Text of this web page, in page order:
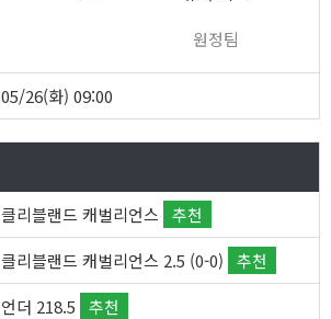
원정팀
05/26(화) 09:00
클리블랜드 캐벌리언스
추천
클리블랜드 캐벌리언스 2.5 (0-0)
추천
언더 218.5 추천